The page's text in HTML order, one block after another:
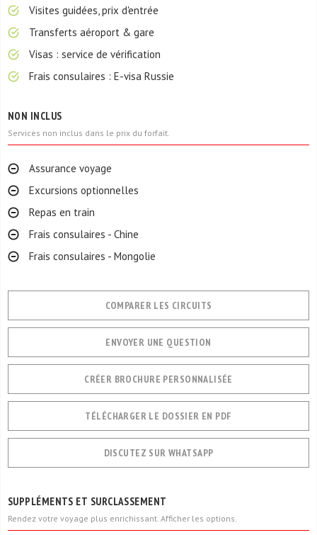
Visites guidées, prix d'entrée
Transferts aéroport & gare
Visas : service de vérification
Frais consulaires : E-visa Russie
NON INCLUS
Services non inclus dans le prix du forfait.
Assurance voyage
Excursions optionnelles
Repas en train
Frais consulaires - Chine
Frais consulaires - Mongolie
COMPARER LES CIRCUITS
ENVOYER UNE QUESTION
CRÉER BROCHURE PERSONNALISÉE
TÉLÉCHARGER LE DOSSIER EN PDF
DISCUTEZ SUR WHATSAPP
SUPPLÉMENTS ET SURCLASSEMENT
Rendez votre voyage plus enrichissant. Afficher les options.